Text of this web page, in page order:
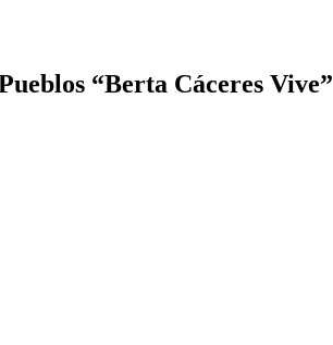
“Berta Cáceres Vive”